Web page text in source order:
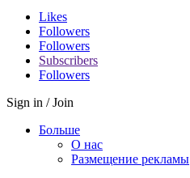
Likes
Followers
Followers
Subscribers
Followers
Sign in / Join
Больше
О нас
Размещение рекламы